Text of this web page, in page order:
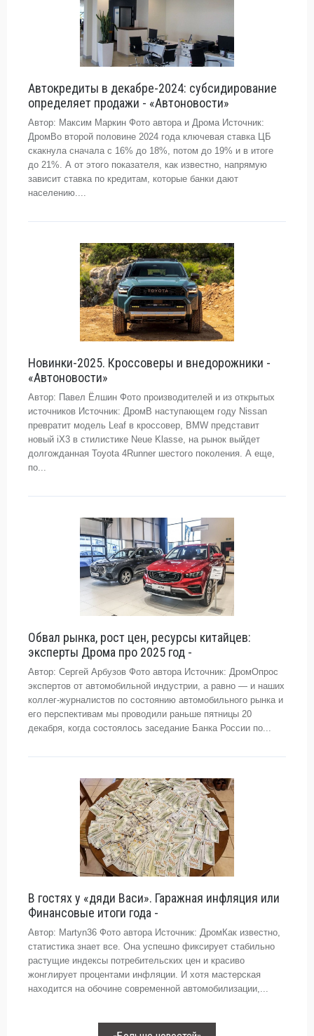
Автокредиты в декабре-2024: субсидирование
определяет продажи - «Автоновости»
Автор: Максим Маркин Фото автора и Дрома Источник:
ДромВо второй половине 2024 года ключевая ставка ЦБ
скакнула сначала с 16% до 18%, потом до 19% и в итоге
до 21%. А от этого показателя, как известно, напрямую
зависит ставка по кредитам, которые банки дают
населению....
Новинки-2025. Кроссоверы и внедорожники -
«Автоновости»
Автор: Павел Ёлшин Фото производителей и из открытых
источников Источник: ДромВ наступающем году Nissan
превратит модель Leaf в кроссовер, BMW представит
новый iX3 в стилистике Neue Klasse, на рынок выйдет
долгожданная Toyota 4Runner шестого поколения. А еще,
по...
Обвал рынка, рост цен, ресурсы китайцев:
эксперты Дрома про 2025 год -
Автор: Сергей Арбузов Фото автора Источник: ДромОпрос
экспертов от автомобильной индустрии, а равно — и наших
коллег-журналистов по состоянию автомобильного рынка и
его перспективам мы проводили раньше пятницы 20
декабря, когда состоялось заседание Банка России по...
В гостях у «дяди Васи». Гаражная инфляция или
Финансовые итоги года -
Автор: Martyn36 Фото автора Источник: ДромКак известно,
статистика знает все. Она успешно фиксирует стабильно
растущие индексы потребительских цен и красиво
жонглирует процентами инфляции. И хотя мастерская
находится на обочине современной автомобилизации,...